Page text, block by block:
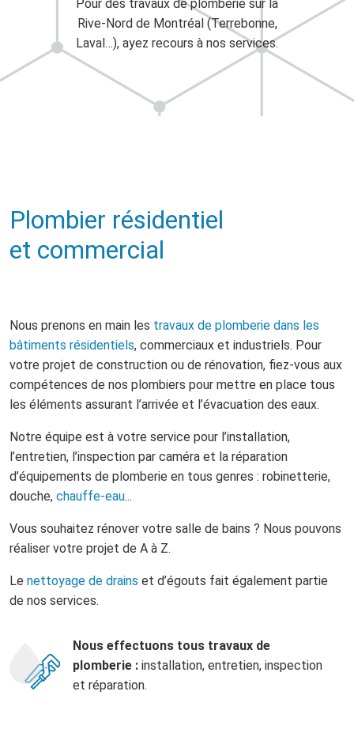
Pour des travaux de plomberie sur la
Rive-Nord de Montréal (Terrebonne,
Laval…), ayez recours à nos services.
Plombier résidentiel
et commercial
Nous prenons en main les travaux de plomberie dans les
bâtiments résidentiels, commerciaux et industriels. Pour
votre projet de construction ou de rénovation, fiez-vous aux
compétences de nos plombiers pour mettre en place tous
les éléments assurant l’arrivée et l’évacuation des eaux.
Notre équipe est à votre service pour l’installation,
l’entretien, l’inspection par caméra et la réparation
d’équipements de plomberie en tous genres : robinetterie,
douche, chauffe-eau...
Vous souhaitez rénover votre salle de bains ? Nous pouvons
réaliser votre projet de A à Z.
Le nettoyage de drains et d’égouts fait également partie
de nos services.
Nous effectuons tous travaux de
plomberie : installation, entretien, inspection
et réparation.